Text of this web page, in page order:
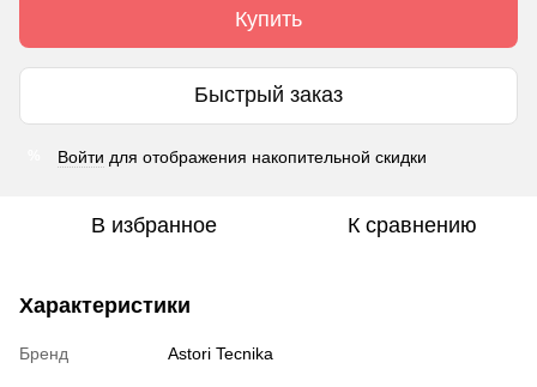
Купить
Быстрый заказ
Войти для отображения накопительной скидки
В избранное К сравнению
Характеристики
Бренд Astori Tecnika